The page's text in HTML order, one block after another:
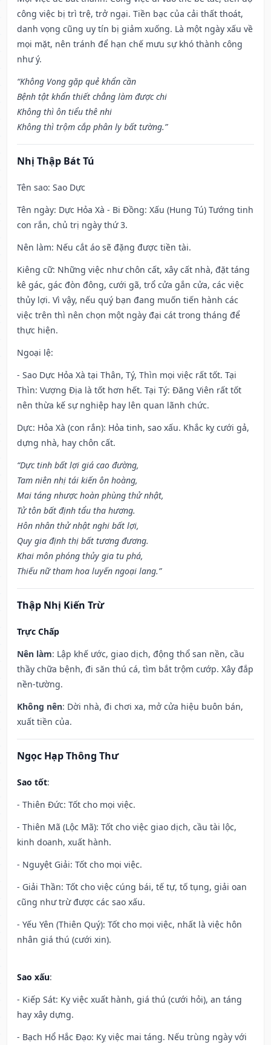
công việc bị trì trệ, trở ngại. Tiền bạc của cải thất thoát,
danh vọng cũng uy tín bị giảm xuống. Là một ngày xấu về
mọi mặt, nên tránh để hạn chế mưu sự khó thành công
như ý.
“Không Vong gặp quẻ khẩn cần
Bệnh tật khẩn thiết chẳng làm được chi
Không thì ôn tiểu thê nhi
Không thì trộm cắp phân ly bất tường.”
Nhị Thập Bát Tú
Tên sao: Sao Dực
Tên ngày: Dực Hỏa Xà - Bi Đồng: Xấu (Hung Tú) Tướng tinh
con rắn, chủ trị ngày thứ 3.
Nên làm: Nếu cắt áo sẽ đặng được tiền tài.
Kiêng cữ: Những việc như chôn cất, xây cất nhà, đặt táng
kê gác, gác đòn đông, cưới gã, trổ cửa gắn cửa, các việc
thủy lợi. Vì vậy, nếu quý bạn đang muốn tiến hành các
việc trên thì nên chọn một ngày đại cát trong tháng để
thực hiện.
Ngoại lệ:
- Sao Dực Hỏa Xà tại Thân, Tý, Thìn mọi việc rất tốt. Tại
Thìn: Vượng Địa là tốt hơn hết. Tại Tý: Đăng Viên rất tốt
nên thừa kế sự nghiệp hay lên quan lãnh chức.
Dực: Hỏa Xà (con rắn): Hỏa tinh, sao xấu. Khắc kỵ cưới gả,
dựng nhà, hay chôn cất.
“Dực tinh bất lợi giá cao đường,
Tam niên nhị tái kiến ôn hoàng,
Mai táng nhược hoàn phùng thử nhật,
Tử tôn bất định tẩu tha hương.
Hôn nhân thử nhật nghi bất lợi,
Quy gia định thị bất tương đương.
Khai môn phóng thủy gia tu phá,
Thiếu nữ tham hoa luyến ngoại lang.”
Thập Nhị Kiến Trừ
Trực Chấp
Nên làm: Lập khế ước, giao dịch, động thổ san nền, cầu
thầy chữa bệnh, đi săn thú cá, tìm bắt trộm cướp. Xây đắp
nền-tường.
Không nên: Dời nhà, đi chơi xa, mở cửa hiệu buôn bán,
xuất tiền của.
Ngọc Hạp Thông Thư
Sao tốt:
- Thiên Đức: Tốt cho mọi việc.
- Thiên Mã (Lộc Mã): Tốt cho việc giao dịch, cầu tài lộc,
kinh doanh, xuất hành.
- Nguyệt Giải: Tốt cho mọi việc.
- Giải Thần: Tốt cho việc cúng bái, tế tự, tố tụng, giải oan
cũng như trừ được các sao xấu.
- Yếu Yên (Thiên Quý): Tốt cho mọi việc, nhất là việc hôn
nhân giá thú (cưới xin).
Sao xấu:
- Kiếp Sát: Kỵ việc xuất hành, giá thú (cưới hỏi), an táng
hay xây dựng.
- Bạch Hổ Hắc Đạo: Kỵ việc mai táng. Nếu trùng ngày với